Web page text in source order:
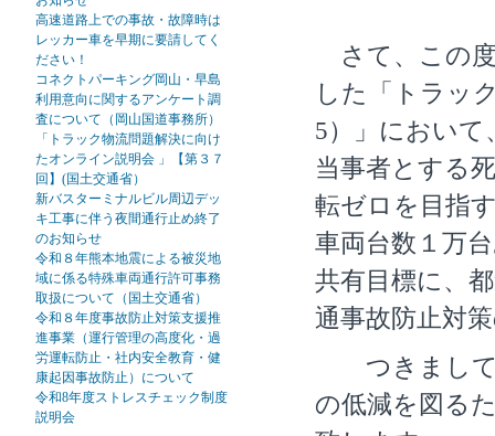
高速道路上での事故・故障時は
レッカー車を早期に要請してく
ださい！
コネクトパーキング岡山・早島
利用意向に関するアンケート調
査について（岡山国道事務所）
「トラック物流問題解決に向け
たオンライン説明会 」【第３７
回】(国土交通省）
新バスターミナルビル周辺デッ
キ工事に伴う夜間通行止め終了
のお知らせ
令和８年熊本地震による被災地
域に係る特殊車両通行許可事務
取扱について（国土交通省）
令和８年度事故防止対策支援推
進事業（運行管理の高度化・過
労運転防止・社内安全教育・健
康起因事故防止）について
令和8年度ストレスチェック制度
説明会
さて、この
した「トラッ
5）」において
当事者とする
転ゼロを目指
車両台数１万
共有目標に、
通事故防止対
つきまして
の低減を図る